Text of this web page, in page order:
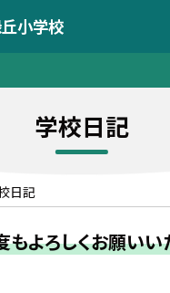
小学校
学校日記
日記
もよろしくお願いい